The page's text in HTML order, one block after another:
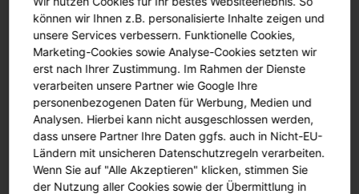
Kippbar
Magnetisch
.
Dazu passende Produkte
können wir Ihnen z.B. personalisierte Inhalte zeigen und
unsere Services verbessern. Funktionelle Cookies,
Marketing-Cookies sowie Analyse-Cookies setzten wir
erst nach Ihrer Zustimmung. Im Rahmen der Dienste
verarbeiten unsere Partner wie Google Ihre
personenbezogenen Daten für Werbung, Medien und
Analysen. Hierbei kann nicht ausgeschlossen werden,
dass unsere Partner Ihre Daten ggfs. auch in Nicht-EU-
Ländern mit unsicheren Datenschutzregeln verarbeiten.
Wenn Sie auf "Alle Akzeptieren" klicken, stimmen Sie
der Nutzung aller Cookies sowie der Übermittlung in